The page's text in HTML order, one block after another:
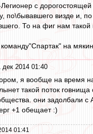
с
по\бывавшего визде и,
То на фиг нам
команду"Спартак" на
дек 2014 01:40
я вообще на время
такой поток
они задолбали
+1 обещает :)
01:41